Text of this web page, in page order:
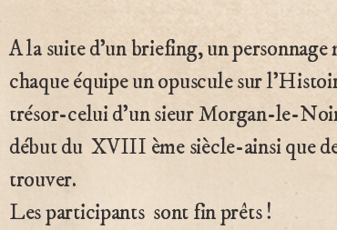
A la suite d’un briefing, un personnage
chaque équipe un opuscule sur
trésor-celui d’un sieur Morgan-le-
début du XVIII ème siècle-ainsi que
trouver.
Les participants sont fin prêts !